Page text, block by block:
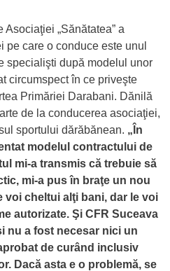
„Sănătatea” a
pe care o conduce este unul
specialişti după modelul unor
circumspect în ce priveşte
Primăriei Darabani. Dănilă
de la conducerea asociaţiei,
sportului dărăbănean. „În
modelul contractului de
mi-a transmis că trebuie să
mi-a pus în braţe un nou
voi cheltui alţi bani, dar le voi
autorizate. Şi CFR Suceava
nu a fost necesar nici un
de curând inclusiv
Dacă asta e o problemă, se